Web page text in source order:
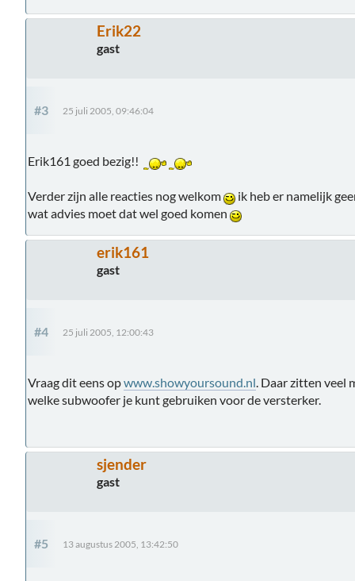
Erik22
gast
#3 25 juli 2005, 09:46:04
Erik161 goed bezig!!
Verder zijn alle reacties nog welkom
ik heb er namelijk
wat advies moet dat wel goed komen
erik161
gast
#4 25 juli 2005, 12:00:43
Vraag dit eens opwww.showyoursound.nl . Daar zitten veel
welke subwoofer je kunt gebruiken voor de versterker.
sjender
gast
#5 13 augustus 2005, 13:42:50